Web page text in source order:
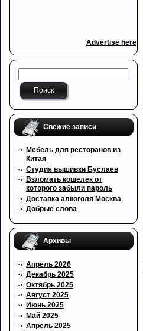
Advertise here
Свежие записи
Мебель для ресторанов из
Китая
Cтудия вышивки Буслаев
Взломать кошелек от
которого забыли пароль
Доставка алкоголя Москва
Добрые слова
Архивы
Апрель 2026
Декабрь 2025
Октябрь 2025
Август 2025
Июнь 2025
Май 2025
Апрель 2025